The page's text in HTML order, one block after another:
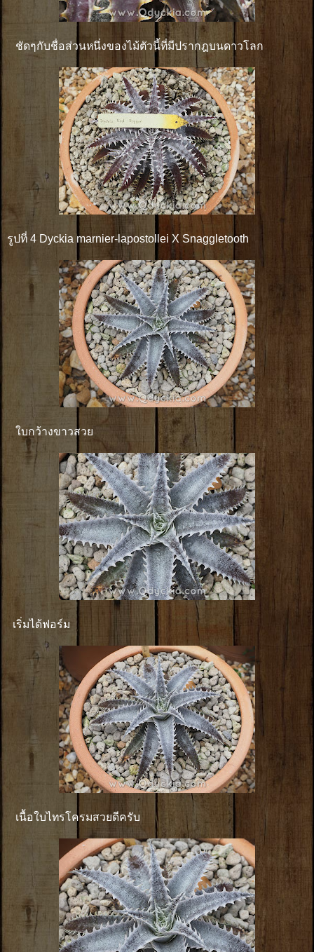
ชัดๆกับชื่อส่วนหนึ่งของไม้ตัวนี้ที่มีปรากฎบนดาวโลก
รูปที่ 4 Dyckia marnier-lapostollei X Snaggletooth
ใบกว้างขาวสวย
เริ่มได้ฟอร์ม
เนื้อใบไทรโครมสวยดีครับ